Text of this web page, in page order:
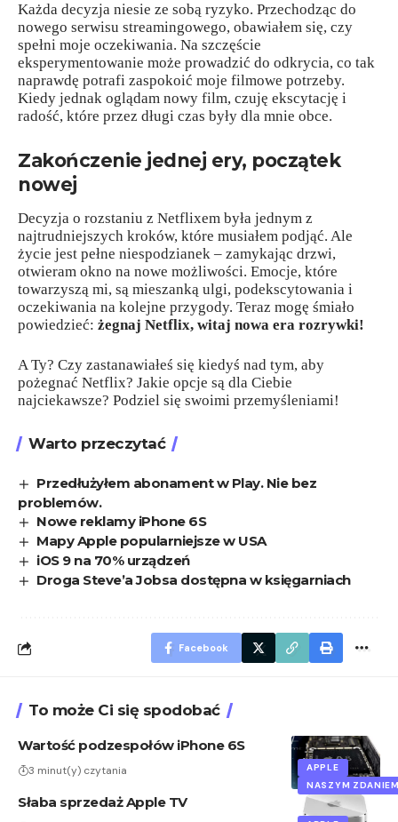
Każda decyzja niesie ze sobą ryzyko. Przechodząc do
nowego serwisu streamingowego, obawiałem się, czy
spełni moje oczekiwania. Na szczęście
eksperymentowanie może prowadzić do odkrycia, co tak
naprawdę potrafi zaspokoić moje filmowe potrzeby.
Kiedy jednak oglądam nowy film, czuję ekscytację i
radość, które przez długi czas były dla mnie obce.
Zakończenie jednej ery, początek
nowej
Decyzja o rozstaniu z Netflixem była jednym z
najtrudniejszych kroków, które musiałem podjąć. Ale
życie jest pełne niespodzianek – zamykając drzwi,
otwieram okno na nowe możliwości. Emocje, które
towarzyszą mi, są mieszanką ulgi, podekscytowania i
oczekiwania na kolejne przygody. Teraz mogę śmiało
powiedzieć: żegnaj Netflix, witaj nowa era rozrywki!
A Ty? Czy zastanawiałeś się kiedyś nad tym, aby
pożegnać Netflix? Jakie opcje są dla Ciebie
najciekawsze? Podziel się swoimi przemyśleniami!
Warto przeczytać
Przedłużyłem abonament w Play. Nie bez
problemów.
Nowe reklamy iPhone 6S
Mapy Apple popularniejsze w USA
iOS 9 na 70% urządzeń
Droga Steve’a Jobsa dostępna w księgarniach
Facebook
To może Ci się spodobać
APPLE
NASZYM
Wartość podzespołów iPhone 6S
3 minut(y) czytania
Słaba sprzedaż Apple TV